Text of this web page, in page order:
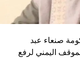
صنعاء عبد
اليمني لرفع